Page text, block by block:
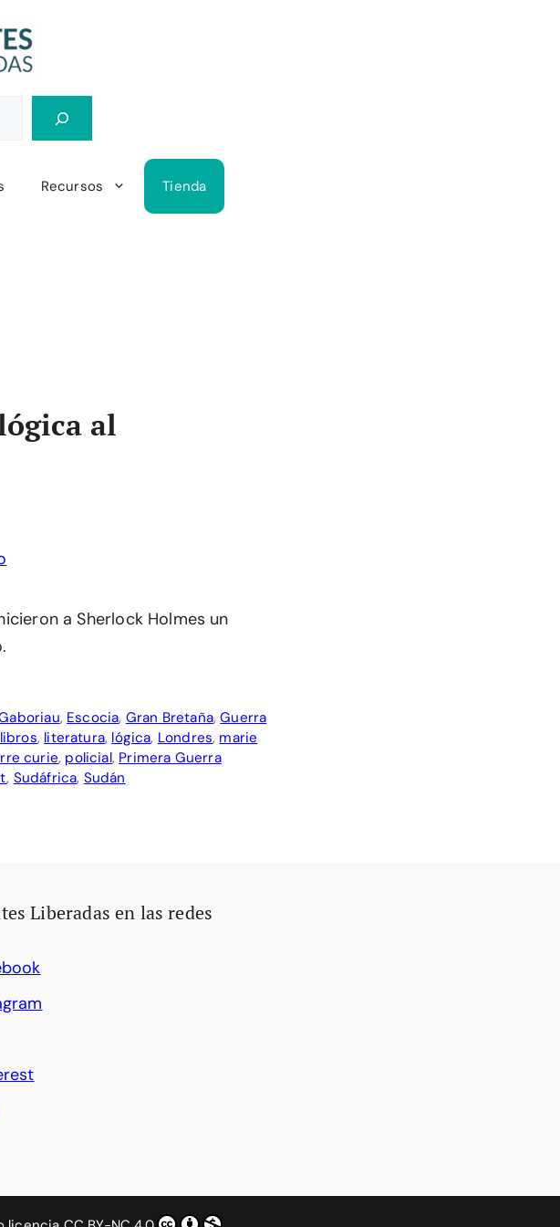
Recursos Tienda
al
a Sherlock Holmes un
, Escocia, Gran Bretaña,Guerra
libros, literatura, lógica, Londres, marie
curie, policial, Primera Guerra
, Sudáfrica, Sudán
Liberadas en las redes